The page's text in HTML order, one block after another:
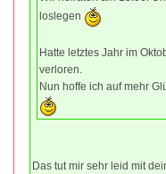
loslegen
Hatte letztes Jahr im
verloren.
Nun hoffe ich auf mehr
Das tut mir sehr leid mit